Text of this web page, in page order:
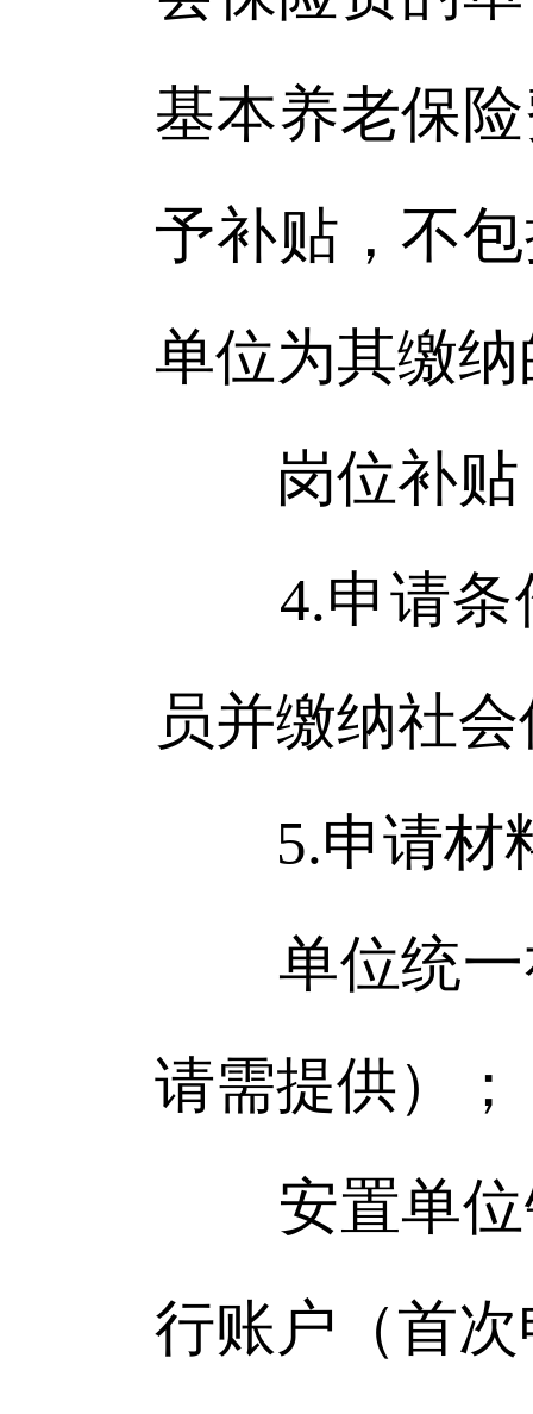
基本养老保
予补贴，不
单位为其缴
岗位补贴
4.申请条件
员并缴纳社
5.申请材
单位统一
请需提供）；
安置单位
行账户（首